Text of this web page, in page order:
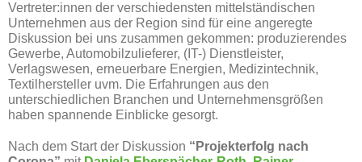
Vertreter:innen der verschiedensten mittelständischen
Unternehmen aus der Region sind für eine angeregte
Diskussion bei uns zusammen gekommen: produzierendes
Gewerbe, Automobilzulieferer, (IT-) Dienstleister,
Verlagswesen, erneuerbare Energien, Medizintechnik,
Textilhersteller uvm. Die Erfahrungen aus den
unterschiedlichen Branchen und Unternehmensgrößen
haben spannende Einblicke gesorgt.
Nach dem Start der Diskussion “Projekterfolg nach